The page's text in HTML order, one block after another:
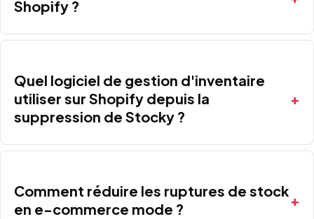
Shopify ?
Quel logiciel de gestion d'inventaire
utiliser sur Shopify depuis la
suppression de Stocky ?
Comment réduire les ruptures de stock
en e-commerce mode ?